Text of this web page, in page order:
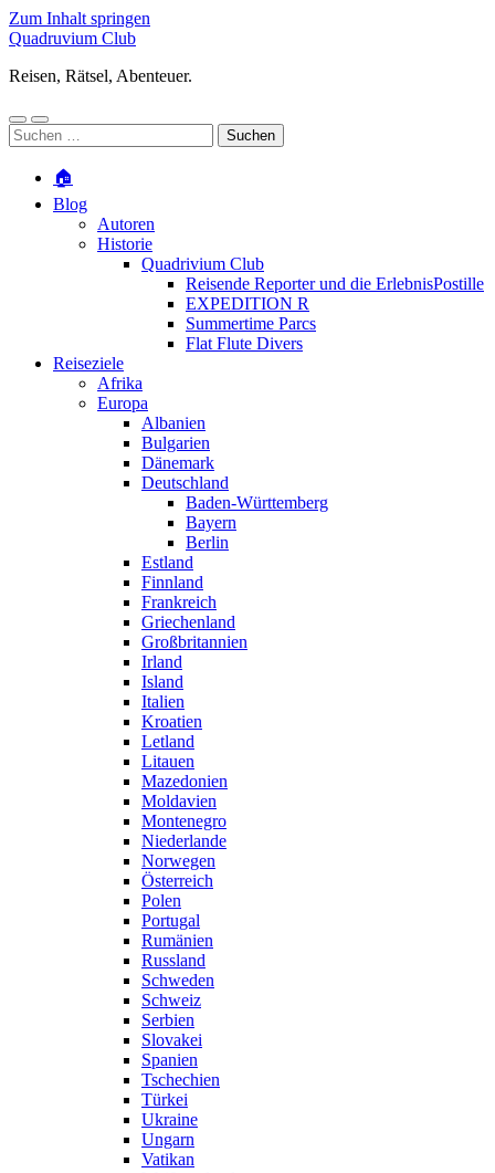
Zum Inhalt springen
Quadruvium Club
Reisen, Rätsel, Abenteuer.
Mobile-
Menü
Suchfeld
ein-/ausblenden
Suchen
nach:
🏠
Blog
Autoren
Historie
Quadrivium Club
Reisende Reporter und die ErlebnisPostille
EXPEDITION R
Summertime Parcs
Flat Flute Divers
Reiseziele
Afrika
Europa
Albanien
Bulgarien
Dänemark
Deutschland
Baden-Württemberg
Bayern
Berlin
Estland
Finnland
Frankreich
Griechenland
Großbritannien
Irland
Island
Italien
Kroatien
Letland
Litauen
Mazedonien
Moldavien
Montenegro
Niederlande
Norwegen
Österreich
Polen
Portugal
Rumänien
Russland
Schweden
Schweiz
Serbien
Slovakei
Spanien
Tschechien
Türkei
Ukraine
Ungarn
Vatikan